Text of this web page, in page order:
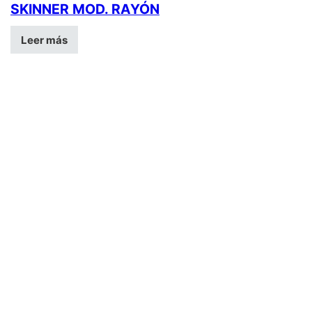
SKINNER MOD. RAYÓN
Leer más